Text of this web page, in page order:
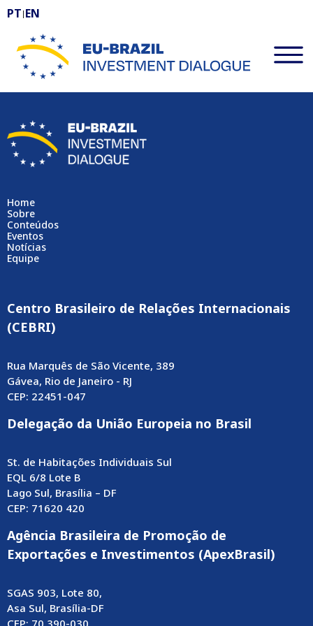
PT | EN
EU-BRAZIL Investment Dialogue
Home
Sobre
Conteúdos
Eventos
Notícias
Equipe
Centro Brasileiro de Relações Internacionais
(CEBRI)
Rua Marquês de São Vicente, 389
Gávea, Rio de Janeiro - RJ
CEP: 22451-047
Delegação da União Europeia no Brasil
St. de Habitações Individuais Sul
EQL 6/8 Lote B
Lago Sul, Brasília – DF
CEP: 71620 420
Agência Brasileira de Promoção de
Exportações e Investimentos (ApexBrasil)
SGAS 903, Lote 80,
Asa Sul, Brasília-DF